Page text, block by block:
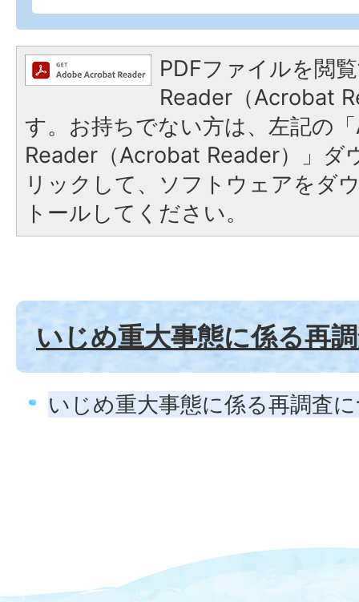
PDFファイルを閲
Reader（Acrobat
す。お持ちでない方は、左記の
Reader（Acrobat Reader）」ダ
リックして、ソフトウェアをダ
トールしてください。
いじめ重大事態に係る再
いじめ重大事態に係る再調査